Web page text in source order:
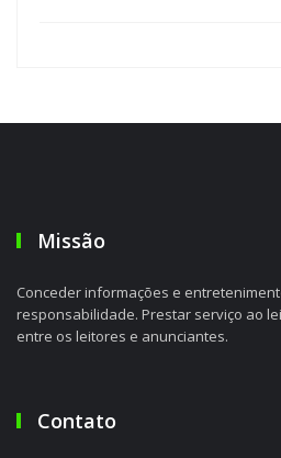
Missão
Conceder informações e
responsabilidade. Prestar serviço ao
entre os leitores e anunciantes.
Contato